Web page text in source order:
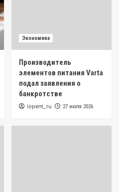
Экономика
Производитель
элементов питания Varta
подал заявления о
банкротстве
iopent_ru 27 июля 2026